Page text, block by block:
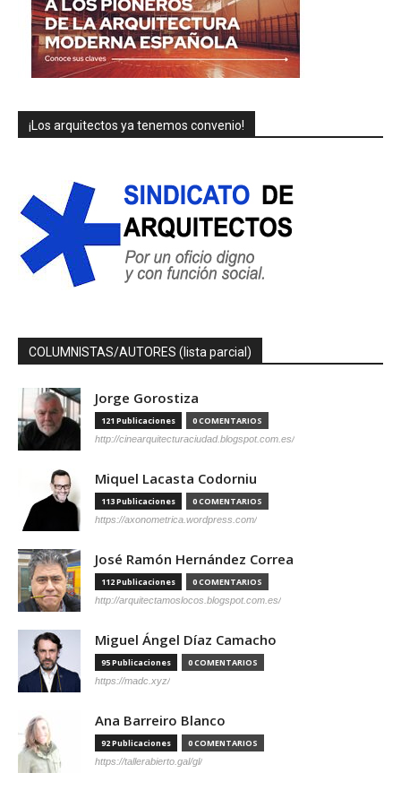
¡Los arquitectos ya tenemos convenio!
COLUMNISTAS/AUTORES (lista parcial)
Jorge Gorostiza
121 Publicaciones 0 COMENTARIOS
http://cinearquitecturaciudad.blogspot.com.es/
Miquel Lacasta Codorniu
113 Publicaciones 0 COMENTARIOS
https://axonometrica.wordpress.com/
José Ramón Hernández Correa
112 Publicaciones 0 COMENTARIOS
http://arquitectamoslocos.blogspot.com.es/
Miguel Ángel Díaz Camacho
95 Publicaciones 0 COMENTARIOS
https://madc.xyz/
Ana Barreiro Blanco
92 Publicaciones 0 COMENTARIOS
https://tallerabierto.gal/gl/